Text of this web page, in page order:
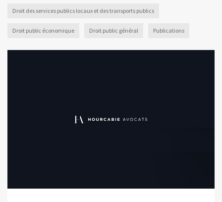
Droit des services publics locaux et des transports publics
Droit public économique Droit public général Publications